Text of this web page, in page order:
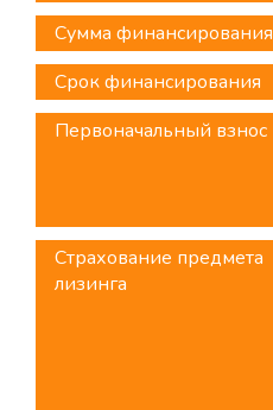
Сумма финансирования
Срок финансирования
Первоначальный взнос
Страхование предмета
лизинга